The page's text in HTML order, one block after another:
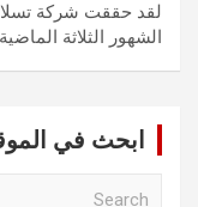
الشهور الثلاثة
ابحث في